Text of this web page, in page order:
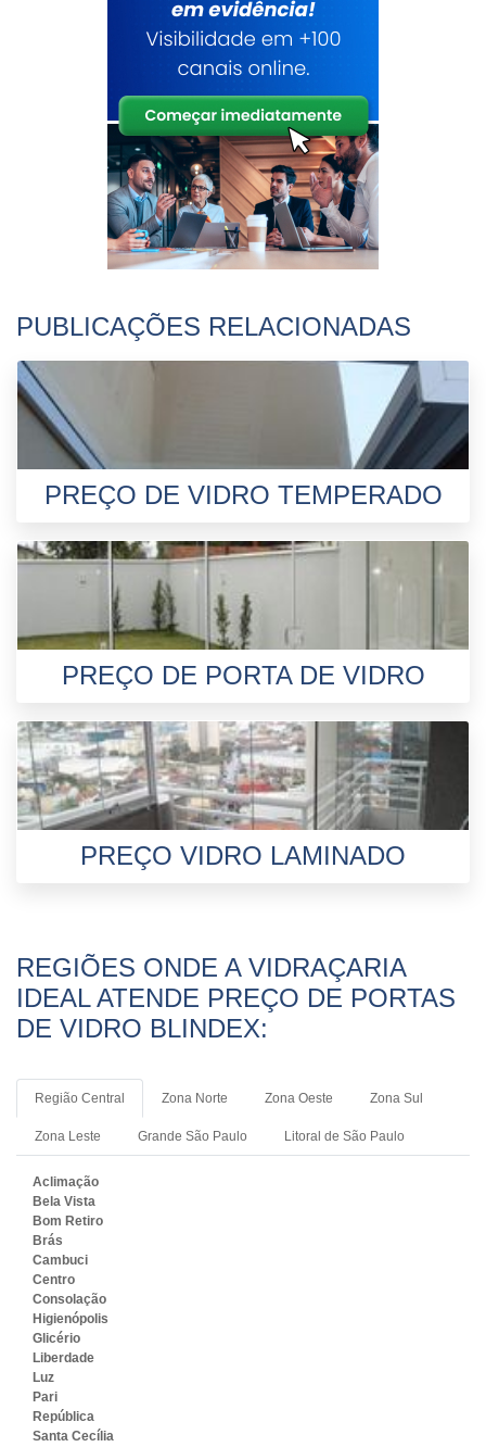
PUBLICAÇÕES RELACIONADAS
PREÇO DE VIDRO TEMPERADO
PREÇO DE PORTA DE VIDRO
PREÇO VIDRO LAMINADO
REGIÕES ONDE A VIDRAÇARIA
IDEAL ATENDE PREÇO DE PORTAS
DE VIDRO BLINDEX:
Região Central Zona Norte Zona Oeste Zona Sul
Zona Leste Grande São Paulo Litoral de São Paulo
Aclimação
Bela Vista
Bom Retiro
Brás
Cambuci
Centro
Consolação
Higienópolis
Glicério
Liberdade
Luz
Pari
República
Santa Cecília